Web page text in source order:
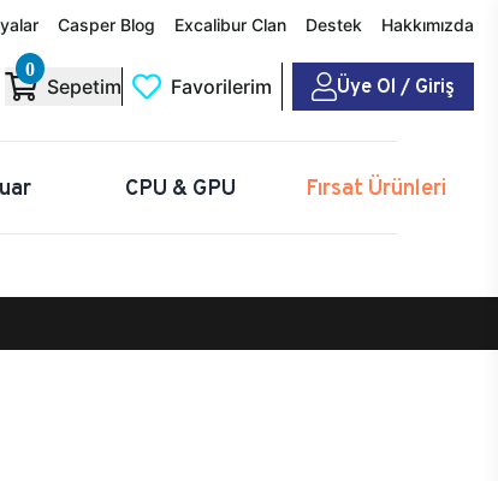
Casper Blog Excalibur Clan Destek Hakkımızda
0
Sepetim Favorilerim Üye Ol / Giriş
CPU & GPU Fırsat Ürünleri